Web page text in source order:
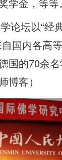
论坛以“经
国内各高
国的70余名
博客）